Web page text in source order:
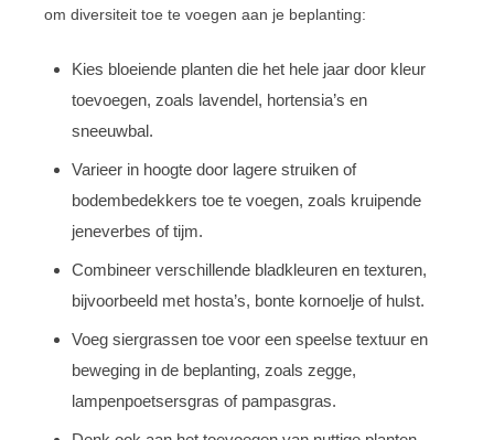
om diversiteit toe te voegen aan je beplanting:
Kies bloeiende planten die het hele jaar door kleur
toevoegen, zoals lavendel, hortensia’s en
sneeuwbal.
Varieer in hoogte door lagere struiken of
bodembedekkers toe te voegen, zoals kruipende
jeneverbes of tijm.
Combineer verschillende bladkleuren en texturen,
bijvoorbeeld met hosta’s, bonte kornoelje of hulst.
Voeg siergrassen toe voor een speelse textuur en
beweging in de beplanting, zoals zegge,
lampenpoetsersgras of pampasgras.